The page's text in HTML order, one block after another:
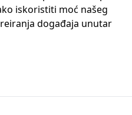
iskoristiti moć našeg
događaja unutar